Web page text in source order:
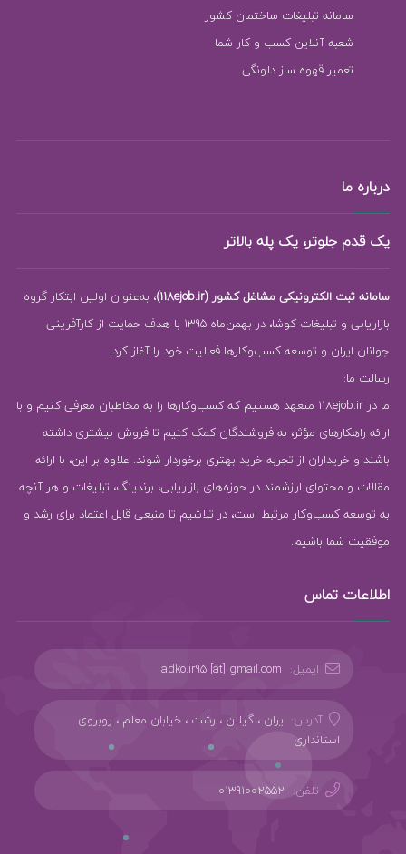
سامانه تبلیغات ساختمان کشور
شعبه آنلاین کسب و کار شما
تعمیر قهوه ساز دلونگی
درباره ما
یک قدم جلوتر، یک پله بالاتر
سامانه ثبت الکترونیکی مشاغل کشور (118ejob.ir)
، به‌عنوان اولین ابتکار گروه
بازاریابی و تبلیغات کوشا، در بهمن‌ماه 1395 با هدف حمایت از کارآفرینی
جوانان ایران و توسعه کسب‌وکارها فعالیت خود را آغاز کرد.
رسالت ما:
ما در 118ejob.ir متعهد هستیم که کسب‌وکارها را به مخاطبان معرفی کنیم و با
ارائه راهکارهای مؤثر، به فروشندگان کمک کنیم تا فروش بیشتری داشته
باشند و خریداران از تجربه خرید بهتری برخوردار شوند. علاوه بر این، با ارائه
مقالات و محتوای ارزشمند در حوزه‌های بازاریابی، برندینگ، تبلیغات و هر آنچه
به توسعه کسب‌وکار مرتبط است، در تلاشیم تا منبعی قابل اعتماد برای رشد و
موفقیت شما باشیم.
اطلاعات تماس
ایمیل: adko.ir95 [at] gmail.com
آدرس: ایران ، گیلان ، رشت ، خیابان معلم ، روبروی
استانداری
تلفن: 01391002552